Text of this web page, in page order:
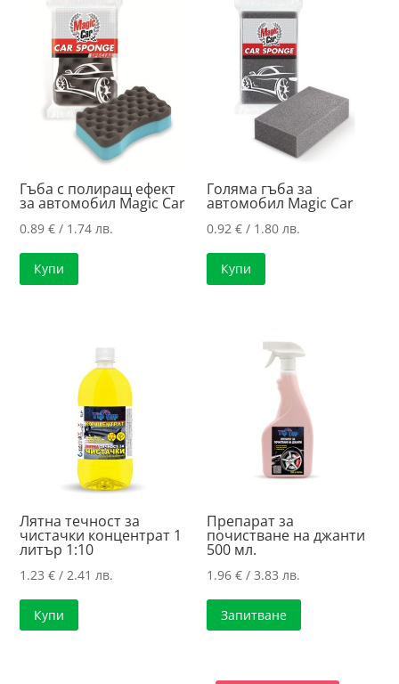
to
high
Гъба с полиращ ефект
за автомобил Magic Car
0.89€ / 1.74 лв.
Купи
Голяма гъба за
автомобил Magic Car
0.92€ / 1.80 лв.
Купи
Лятна течност за
чистачки концентрат 1
литър 1:10
1.23€ / 2.41 лв.
Купи
Препарат за
почистване на джанти
500 мл.
1.96€ / 3.83 лв.
Запитване